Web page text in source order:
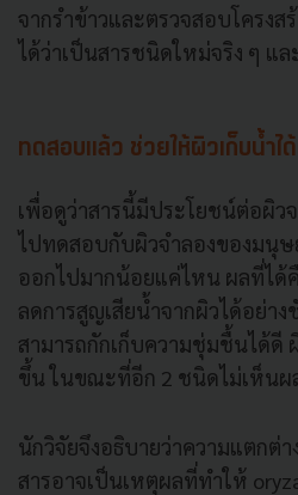
จากรำข้าวและตรวจสอบโครงส
ได้ว่าเป็นสารชนิดใหม่จริง ๆ แ
ทดสอบแล้ว ช่วยให้ผิวเก็บน้ำไ
เพื่อดูว่าสารนี้มีประโยชน์ต่อผิว
ไปทดสอบกับผิวจำลองของมนุษ
ออกไปมากน้อยแค่ไหน ผลที่ได้
ลดการสูญเสียน้ำจากผิวได้อย่า
สามารถกักเก็บความชุ่มชื้นได้ดี
ขึ้น ในขณะที่อีก 2 ชนิดไม่เห็นผ
นักวิจัยจึงอธิบายว่าความแตกต่า
สารอาจเป็นเหตุผลที่ทำให้